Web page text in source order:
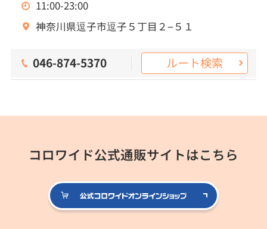
11:00-23:00
神奈川県逗子市逗子５丁目２−５１
046-874-5370 ルート検索
コロワイド公式通販サイトはこちら
公式コロ